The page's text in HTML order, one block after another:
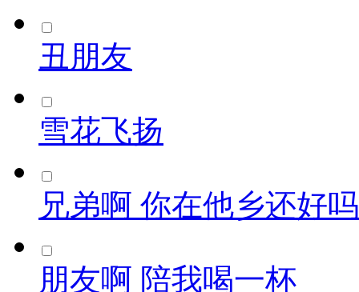
丑朋友
雪花飞扬
兄弟啊 你在他乡还好吗
朋友啊 陪我喝一杯